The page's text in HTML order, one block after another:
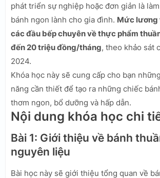
phát triển sự nghiệp hoặc đơn giản là
bánh ngon lành cho gia đình. Mức lương
các đầu bếp chuyên về thực phẩm
đến 20 triệu đồng/tháng, theo khảo sát
2024.
Khóa học này sẽ cung cấp cho bạn
năng cần thiết để tạo ra những chiếc
thơm ngon, bổ dưỡng và hấp dẫn.
Nội dung khóa học chi
Bài 1: Giới thiệu về bánh
nguyên liệu
Bài học này sẽ giới thiệu tổng quan về